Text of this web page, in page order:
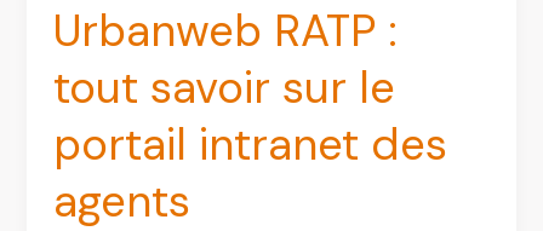
Urbanweb RATP :
tout savoir sur le
portail intranet des
agents